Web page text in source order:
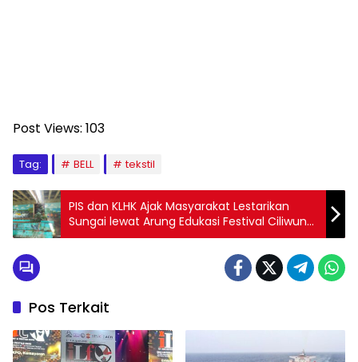
Post Views: 103
Tag: BELL tekstil
PIS dan KLHK Ajak Masyarakat Lestarikan
Sungai lewat Arung Edukasi Festival Ciliwung
SH IML
Pos Terkait